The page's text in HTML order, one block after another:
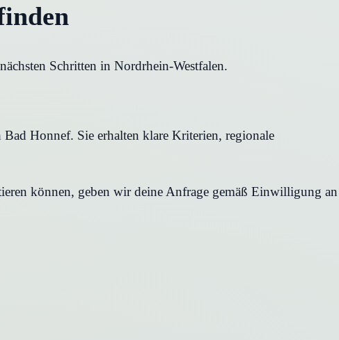
Schritten in Nordrhein-Westfalen.
Honnef. Sie erhalten klare Kriterien, regionale
können, geben wir deine Anfrage gemäß Einwilligung an